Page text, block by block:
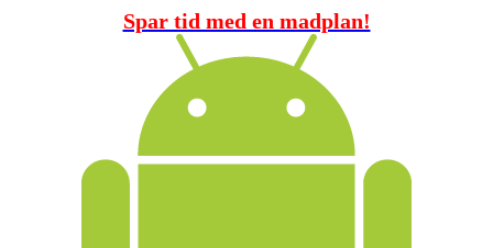
Spar tid med en madplan!